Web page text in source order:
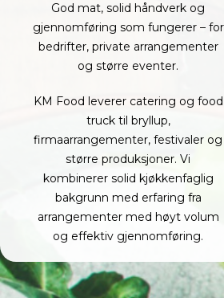
God mat, solid håndverk og
gjennomføring som fungerer – for
bedrifter, private arrangementer
og større eventer.
KM Food leverer catering og food
truck til bryllup,
firmaarrangementer, festivaler og
større produksjoner. Vi
kombinerer solid kjøkkenfaglig
bakgrunn med erfaring fra
arrangementer med høyt volum
og effektiv gjennomføring.